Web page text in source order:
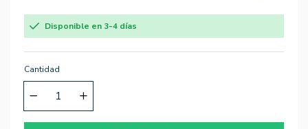
Disponible en 3-4 días
Cantidad